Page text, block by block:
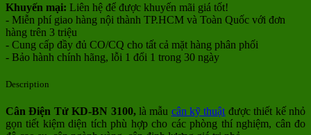
Khuyến mại: Liên hệ để được khuyến mãi giá tốt!
- Miễn phí giao hàng nội thành TP.HCM và Toàn Quốc với đơn
hàng trên 3 triệu
- Cung cấp đầy đủ CO/CQ cho tất cả mặt hàng phân phối
- Bảo hành chính hãng, lỗi 1 đổi 1 trong 30 ngày
Description
Cân Điện Tử KD-BN 3100, là mẫu cân kỹ thuật được thiết kế nhỏ
gọn tiết kiệm diện tích phù hợp cho các phòng thí nghiệm, cân đo